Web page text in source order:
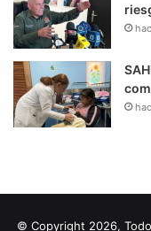
© Copyright 2026,